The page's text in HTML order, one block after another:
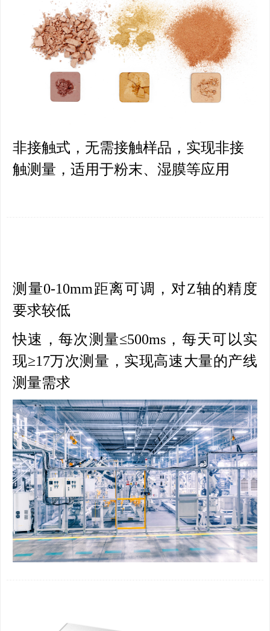
非接触式，无需接触样品，实现非接
触测量，适用于粉末、湿膜等应用
测量0-10mm距离可调，对Z轴的精度
要求较低
快速，每次测量≤500ms，每天可以实
现≥17万次测量，实现高速大量的产线
测量需求